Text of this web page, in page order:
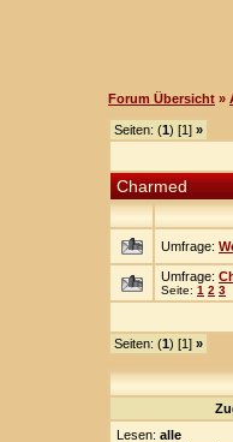
Forum Übersicht »
Seiten: (1) [1] »
Charmed
Umfrage:
Umfrage:
Seite: 1 2 3
Seiten: (1) [1] »
Lesen: alle